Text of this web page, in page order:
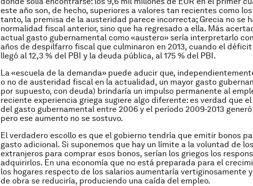
este año son, de hecho, superiores a valores tan recientes como
tanto, la premisa de la austeridad parece incorrecta; Grecia no se
normalidad fiscal anterior, sino que ha regresado a ella. Más
actual gasto gubernamental como «austero» sería interpretarlo
años de despilfarro fiscal que culminaron en 2013, cuando el
llegó al 12,3 % del PBI y la deuda pública, al 175 % del PBI.
La «escuela de la demanda» puede aducir que,
o no de austeridad fiscal en la actualidad, un mayor gasto
por supuesto, con deuda) brindaría un impulso permanente al
reciente experiencia griega sugiere algo diferente: es verdad que
del gasto gubernamental entre 2006 y el período 2009-2013
pero ese aumento no se sostuvo.
El verdadero escollo es que el gobierno tendría que emitir bonos
gasto adicional. Si suponemos que hay un límite a la voluntad de
extranjeros para comprar esos bonos, serían los griegos los
adquirirlos. En una economía que no está preparada para el
los hogares respecto de los salarios aumentaría vertiginosamente
de obra se reduciría, produciendo una caída del empleo.